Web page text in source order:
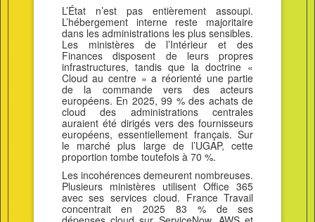
L’État n’est pas entièrement assoupi.
L’hébergement interne reste majoritaire
dans les administrations les plus sensibles.
Les ministères de l’Intérieur et des
Finances disposent de leurs propres
infrastructures, tandis que la doctrine «
Cloud au centre » a réorienté une partie
de la commande vers des acteurs
européens. En 2025, 99 % des achats de
cloud des administrations centrales
auraient été dirigés vers des fournisseurs
européens, essentiellement français. Sur
le marché plus large de l’UGAP, cette
proportion tombe toutefois à 70 %.
Les incohérences demeurent nombreuses.
Plusieurs ministères utilisent Office 365
avec ses services cloud. France Travail
concentrait en 2025 83 % de ses